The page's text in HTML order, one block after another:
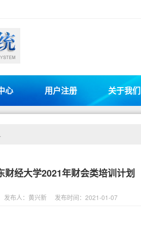
心 用户注册 关于我们
财经大学2021年财会类培训计划
发布人：黄兴新 发布时间：2021-01-07